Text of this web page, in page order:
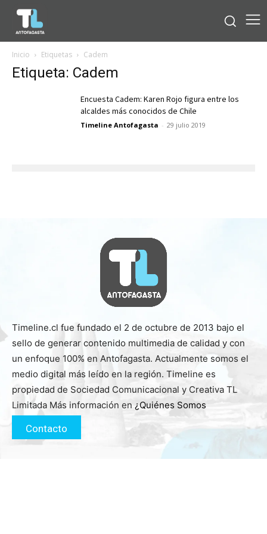
Inicio Etiquetas Cadem
Etiqueta: Cadem
Encuesta Cadem: Karen Rojo figura entre los
alcaldes más conocidos de Chile
Timeline Antofagasta - 29 julio 2019
Timeline.cl fue fundado el 2 de octubre de 2013 bajo el
sello de generar contenido multimedia de calidad y con
un enfoque 100% en Antofagasta. Actualmente somos el
medio digital más leído en la región. Timeline es
propiedad de Sociedad Comunicacional y Creativa TL
Limitada Más información en ¿Quiénes Somos
Contacto